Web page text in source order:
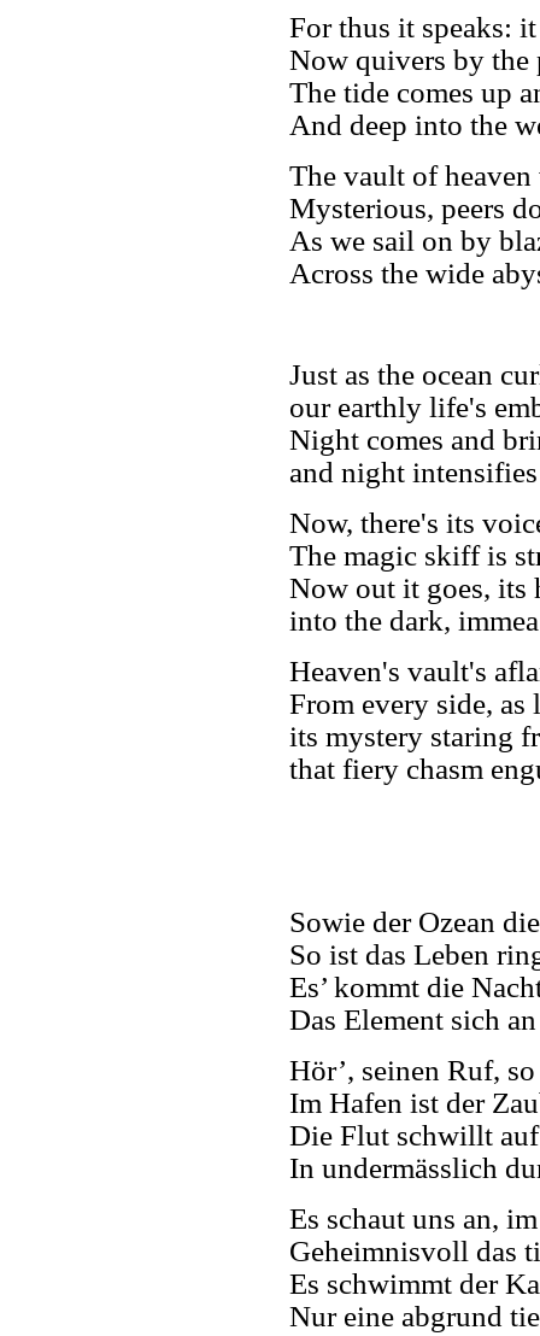
For thus it speaks:
Now quivers by the
The tide comes up
And deep into the
The vault of
Mysterious, peers
As we sail on by
Across the wide
Just as the ocean
our earthly life's
Night comes and
and night
Now, there's its
The magic skiff is
Now out it goes, its
into the dark,
Heaven's vault's
From every side, as
its mystery staring
that fiery chasm
Sowie der Ozean
So ist das Leben
Es’ kommt die
Das Element sich
Hör’, seinen Ruf,
Im Hafen ist der
Die Flut schwillt auf
In undermässlich
Es schaut uns an,
Geheimnisvoll das
Es schwimmt der
Nur eine abgrund